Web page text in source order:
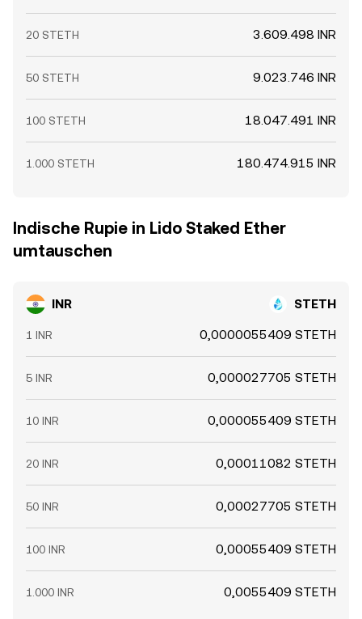
20 STETH 3.609.498 INR
50 STETH 9.023.746 INR
100 STETH 18.047.491 INR
1.000 STETH 180.474.915 INR
Indische Rupie in Lido Staked Ether
umtauschen
INR STETH
1 INR 0,0000055409 STETH
5 INR 0,000027705 STETH
10 INR 0,000055409 STETH
20 INR 0,00011082 STETH
50 INR 0,00027705 STETH
100 INR 0,00055409 STETH
1.000 INR 0,0055409 STETH